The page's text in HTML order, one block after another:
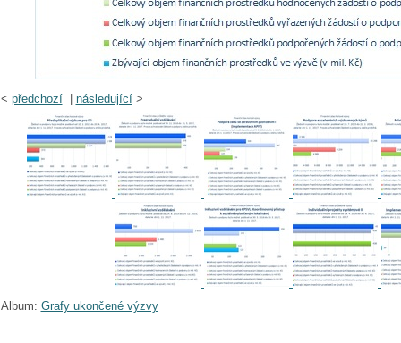
< předchozí| následující>
Album: Grafy ukončené výzvy